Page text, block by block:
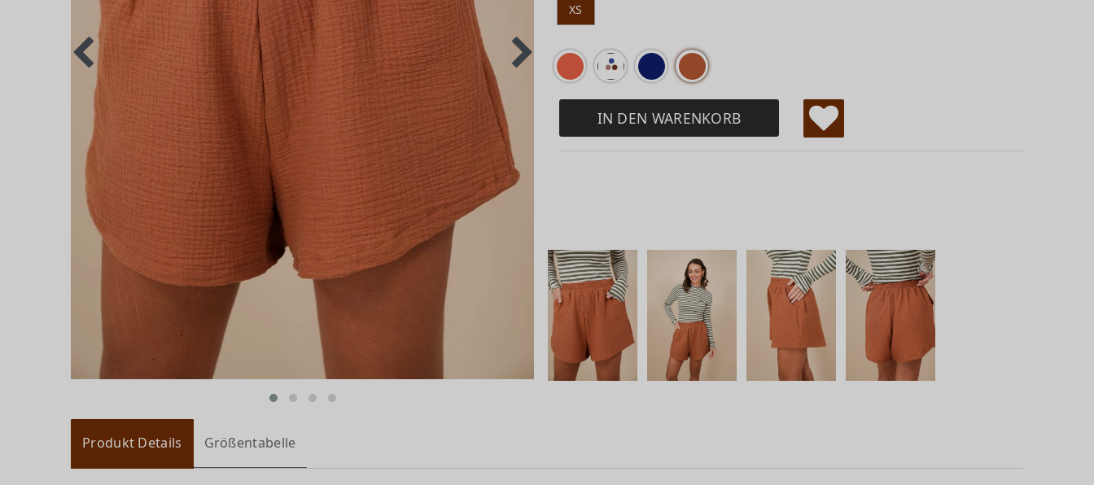
XS
IN DEN WARENKORB
W
lis
te
Produkt Details Größentabelle